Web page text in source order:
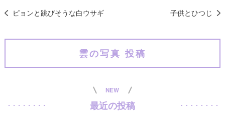
ピョンと跳びそうな白ウサギ 子供とひつじ
雲の写真 投稿
NEW
最近の投稿